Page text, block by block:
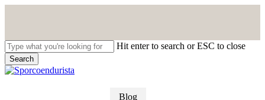
content
Hit enter to search or ESC to close
Search
Close
Blog